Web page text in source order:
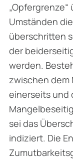
Umständen
überschritten
der
werden.
zwischen
einerseits und
sei das
indiziert. Die